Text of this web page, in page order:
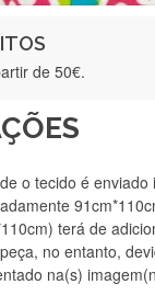
de 50€.
o tecido é
terá de
no entanto,
na(s)